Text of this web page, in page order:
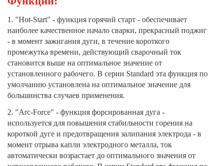
1. "Hot-Start" - функция горячий старт - обеспечивает
наиболее качественное начало сварки, прекрасный поджиг
- в момент зажигания дуги, в течение короткого
промежутка времени, действующий сварочный ток
становится выше на оптимальное значение от
установленного рабочего. В серии Standard эта функция по
умолчанию установлена на оптимальное значение для
большинства случаев применения.
2. "Arc-Force" - функция форсированная дуга -
используется для повышения стабильности горения на
короткой дуге и предотвращения залипания электрода - в
момент отрыва капли электродного металла, ток
автоматически возрастает до оптимального значения от